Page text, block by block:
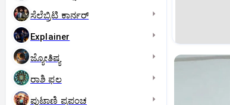
ಸೆಲೆಬ್ರಿಟಿ ಕಾರ್ನರ್‌
Explainer
ಜ್ಯೋತಿಷ್ಯ
ರಾಶಿ ಫಲ
ಪುಟಾಣಿ ಪ್ರಪಂಚ